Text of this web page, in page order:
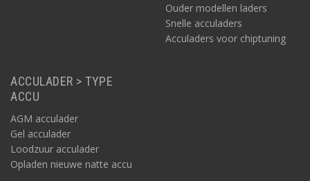
Ouder modellen laders
Snelle acculaders
Acculaders voor chiptuning
ACCULADER > TYPE
ACCU
AGM acculader
Gel acculader
Loodzuur acculader
Opladen nieuwe natte accu